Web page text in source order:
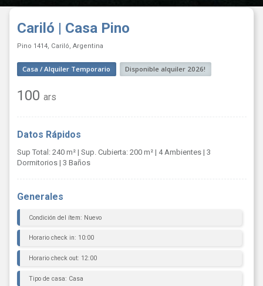
Cariló | Casa Pino
Pino 1414, Cariló, Argentina
Casa / Alquiler Temporario Disponible alquiler 2026!
100 ars
Datos Rápidos
Sup Total: 240 m² | Sup. Cubierta: 200 m² | 4 Ambientes | 3
Dormitorios | 3 Baños
Generales
Condición del ítem: Nuevo
Horario check in: 10:00
Horario check out: 12:00
Tipo de casa: Casa